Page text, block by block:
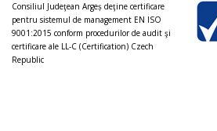
Consiliul Judeţean Argeș deţine certificare
pentru sistemul de management EN ISO
9001:2015 conform procedurilor de audit şi
certificare ale LL-C (Certification) Czech
Republic